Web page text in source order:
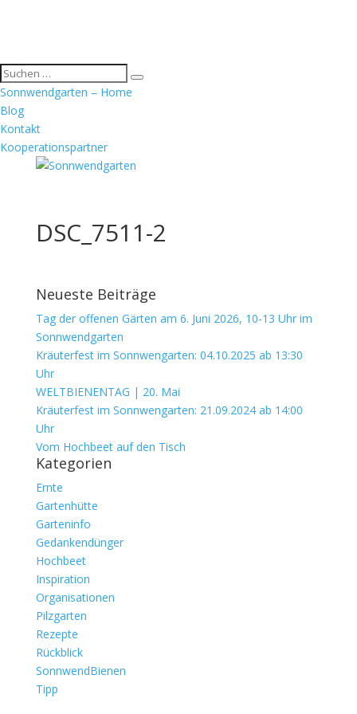
Sonnwendgarten – Home
Blog
Kontakt
Kooperationspartner
DSC_7511-2
Neueste Beiträge
Tag der offenen Gärten am 6. Juni 2026, 10-13 Uhr im
Sonnwendgarten
Kräuterfest im Sonnwengarten: 04.10.2025 ab 13:30
Uhr
WELTBIENENTAG | 20. Mai
Kräuterfest im Sonnwengarten: 21.09.2024 ab 14:00
Uhr
Vom Hochbeet auf den Tisch
Kategorien
Ernte
Gartenhütte
Garteninfo
Gedankendünger
Hochbeet
Inspiration
Organisationen
Pilzgarten
Rezepte
Rückblick
SonnwendBienen
Tipp